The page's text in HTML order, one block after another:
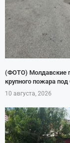
(ФОТО) Молдавские
крупного пожара
10 августа, 2026